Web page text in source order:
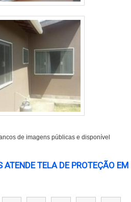
de imagens públicas e disponível
ATENDE TELA DE PROTEÇÃO EM